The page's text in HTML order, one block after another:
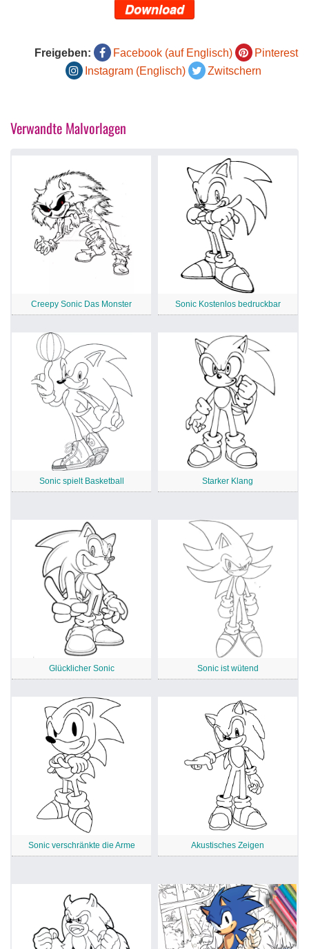
Download
Freigeben: Facebook (auf Englisch)
Pinterest
Instagram (Englisch)
Zwitschern
Verwandte Malvorlagen
Creepy Sonic Das Monster Sonic Kostenlos bedruckbar
Sonic spielt Basketball Starker Klang
Glücklicher Sonic Sonic ist wütend
Sonic verschränkte die Arme Akustisches Zeigen